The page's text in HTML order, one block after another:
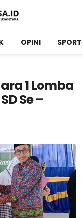
OPINI SPORT
1 Lomba
Se –